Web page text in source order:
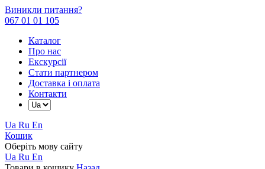
Виникли питання?
067 01 01 105
Каталог
Про нас
Екскурсії
Стати партнером
Доставка і оплата
Контакти
Ua Ru En
Кошик
Оберіть мову сайту
Ua Ru En